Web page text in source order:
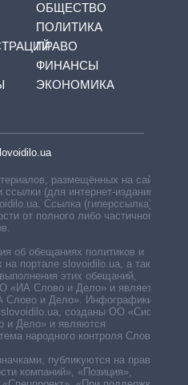
ОБЩЕСТВО
ПОЛИТИКА
ПРАВО
ФИНАНСЫ
ЭКОНОМИКА
размещённых на сайте,
ссылки (для интернет-изданий —
Ссылка (гиперссылка)
от полного либо частичного
об обещаниях политиков и
портале slovoidilo.ua, а также
этих обещаний,
«ИА Слово и Дело» и является
и Дело». Инфографики,
созданы ОО «Система
и Дело» и являются
народного контроля Слово и
публикуются на правах
компаний», «Позиция»,